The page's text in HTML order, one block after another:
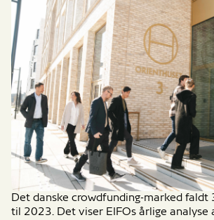
Det danske crowdfunding-marked faldt
til 2023. Det viser EIFOs årlige